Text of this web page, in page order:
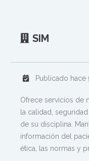
SIM
Publicado hace
Ofrece servicios de
la calidad,
de su disciplina.
información del
ética, las normas y